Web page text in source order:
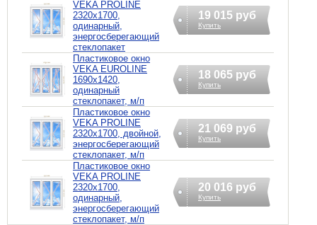
VEKA PROLINE
2320х1700,
одинарный,
энергосберегающий
стеклопакет
19 015 руб
Купить
Пластиковое окно
VEKA EUROLINE
1690х1420,
одинарный
стеклопакет, м/п
18 065 руб
Купить
Пластиковое окно
VEKA PROLINE
2320х1700, двойной,
энергосберегающий
стеклопакет, м/п
21 069 руб
Купить
Пластиковое окно
VEKA PROLINE
2320х1700,
одинарный,
энергосберегающий
стеклопакет, м/п
20 016 руб
Купить